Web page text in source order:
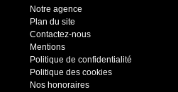
Notre agence
Plan du site
Contactez-nous
Mentions
Politique de confidentialité
Politique des cookies
Nos honoraires